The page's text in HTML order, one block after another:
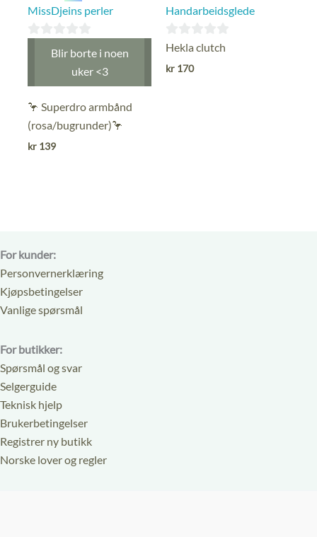
MissDjeins perler
Blir borte i noen
uker <3
🦩 Superdro armbånd
(rosa/bugrunder)🦩
kr 139
Handarbeidsglede
0
ut
Hekla clutch
kr 170
For kunder:
Personvernerklæring
Kjøpsbetingelser
Vanlige spørsmål
For butikker:
Spørsmål og svar
Selgerguide
Teknisk hjelp
Brukerbetingelser
Registrer ny butikk
Norske lover og regler